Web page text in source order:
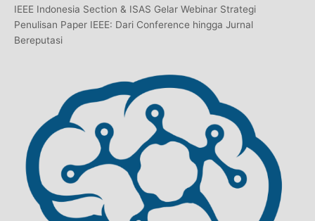
IEEE Indonesia Section & ISAS Gelar Webinar Strategi
Penulisan Paper IEEE: Dari Conference hingga Jurnal
Bereputasi